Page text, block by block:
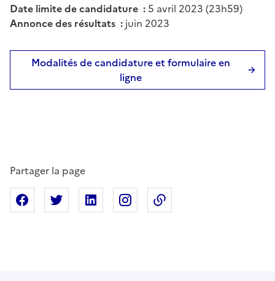
Date limite de candidature : 5 avril 2023 (23h59)
Annonce des résultats : juin 2023
Modalités de candidature et formulaire en
ligne
Partager la page
Partager sur Facebook
Partager sur XPartager sur Linkedin
Partager sur Instagram